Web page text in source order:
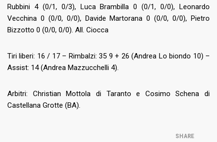
Rubbini 4 (0/1, 0/3), Luca Brambilla 0 (0/1, 0/0), Leonardo
Vecchina 0 (0/0, 0/0), Davide Martorana 0 (0/0, 0/0), Pietro
Bizzotto 0 (0/0, 0/0). All. Ciocca
Tiri liberi: 16 / 17 – Rimbalzi: 35 9 + 26 (Andrea Lo biondo 10) –
Assist: 14 (Andrea Mazzucchelli 4).
Arbitri: Christian Mottola di Taranto e Cosimo Schena di
Castellana Grotte (BA).
SHARE